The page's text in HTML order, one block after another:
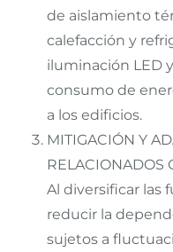
de aislamiento
calefacción y
iluminación LED
consumo de
a los edificios.
MITIGACIÓN Y
RELACIONADOS
Al diversificar las
reducir la
sujetos a